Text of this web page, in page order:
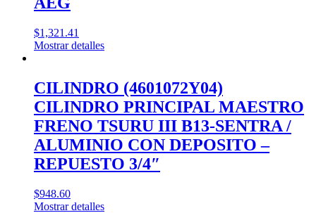
$1,321.41
Mostrar detalles
CILINDRO (4601072Y04)
CILINDRO PRINCIPAL MAESTRO
FRENO TSURU III B13-SENTRA /
ALUMINIO CON DEPOSITO –
REPUESTO 3/4″
$948.60
Mostrar detalles